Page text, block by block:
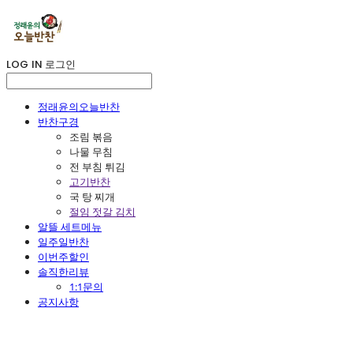
LOG IN 로그인
정래윤의오늘반찬
반찬구경
조림 볶음
나물 무침
전 부침 튀김
고기반찬
국 탕 찌개
절임 젓갈 김치
알뜰 세트메뉴
일주일반찬
이번주할인
솔직한리뷰
1:1문의
공지사항